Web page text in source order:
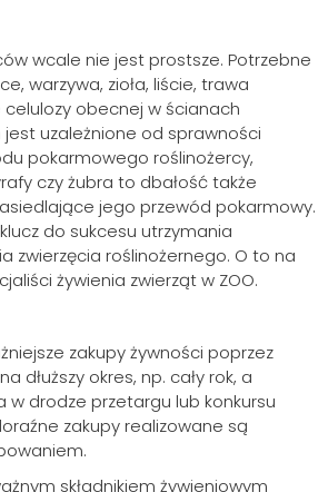
wcale nie jest prostsze. Potrzebne
warzywa, zioła, liście, trawa
celulozy obecnej w ścianach
uzależnione od sprawności
pokarmowego roślinożercy,
czy żubra to dbałość także
jego przewód pokarmowy.
do sukcesu utrzymania
zwierzęcia roślinożernego. O to na
żywienia zwierząt w ZOO.
zakupy żywności poprzez
dłuższy okres, np. cały rok, a
drodze przetargu lub konkursu
zakupy realizowane są
składnikiem żywieniowym